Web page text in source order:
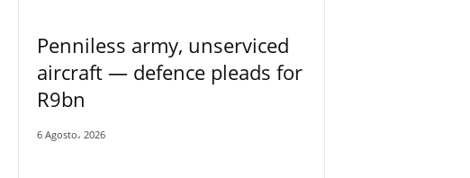
Penniless army, unserviced
aircraft — defence pleads for
R9bn
6 Agosto، 2026